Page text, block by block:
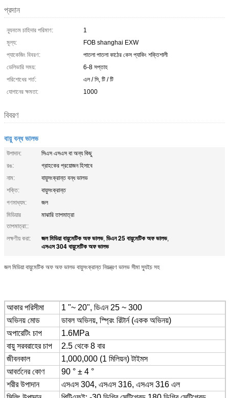
প্রদান
ন্যূনতম চাহিদার পরিমাণ:
1
মূল্য:
FOB shanghai EXW
প্যাকেজিং বিবরণ:
পাতলা পাতলা কাঠের কেস প্যাকিং শক্তিশালী
ডেলিভারি সময়:
6-8 সপ্তাহ
পরিশোধের শর্ত:
এল / সি, টি / টি
যোগানের ক্ষমতা:
1000
বিবরণ
বায়ু বন্ধ ভালভ
উপাদান:
সিএস এসএস বা অন্য কিছু
রঙ:
গ্রাহকের প্রয়োজন হিসাবে
নাম:
বায়ুসংক্রান্ত বন্ধ ভালভ
শক্তি:
বায়ুসংক্রান্ত
গণমাধ্যম:
জল
মিডিয়ার
তাপমাত্রা::
মাঝারি তাপমাত্রা
লক্ষণীয় করা: জল মিডিয়া বায়ুমেটিক অফ ভালভ, ডিএন 25 বায়ুমেটিক অফ ভালভ,
এসএস 304 বায়ুমেটিক অফ ভালভ
জল মিডিয়া বায়ুমেটিক অফ অফ ভালভ বায়ুসংক্রান্ত নিয়ন্ত্রণ ভালভ সীমা স্যুইচ সহ
আকার পরিসীমা
1 "~ 20", ডিএন 25 ~ 300
অভিনয় মোড
ডাবল অভিনয়, স্প্রিং রিটার্ন (একক অভিনয়)
অপারেটিং চাপ
1.6MPa
বায়ু সরবরাহের চাপ
2.5 থেকে 8 বার
জীবনকাল
1,000,000 (1 মিলিয়ন) টাইমস
আবর্তনের কোণ
90 ° ± 4 °
শরীর উপাদান
এসএস 304, এসএস 316, এসএস 316 এল